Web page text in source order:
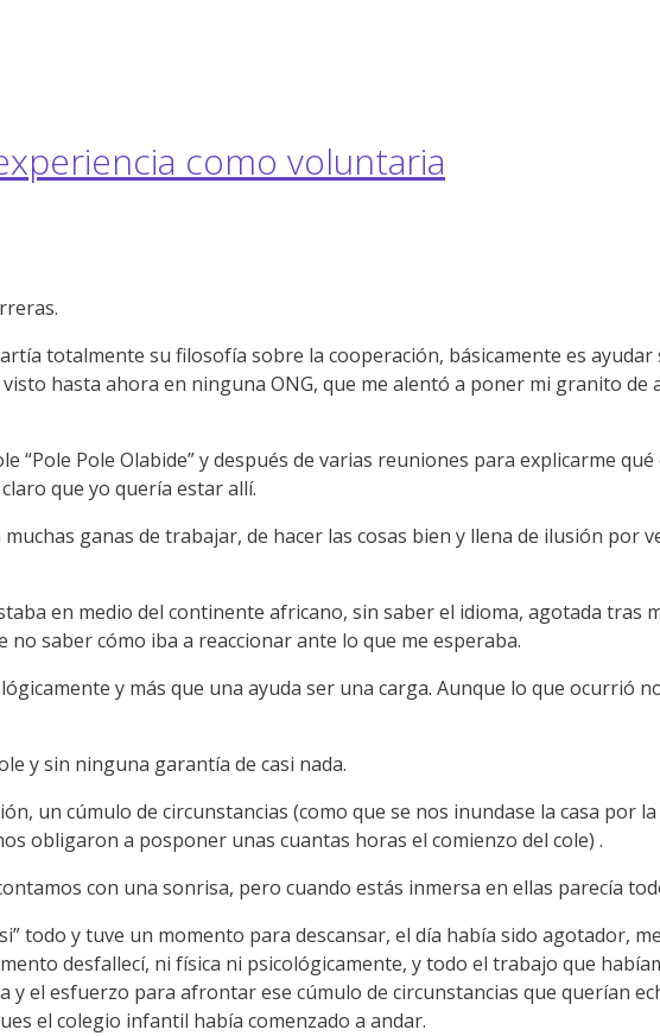
como voluntaria
totalmente su filosofía sobre la cooperación, básicamente es
hasta ahora en ninguna ONG, que me alentó a poner mi granito de
“Pole Pole Olabide” y después de varias reuniones para explicarme
que yo quería estar allí.
ganas de trabajar, de hacer las cosas bien y llena de ilusión por
en medio del continente africano, sin saber el idioma, agotada tras
saber cómo iba a reaccionar ante lo que me esperaba.
y más que una ayuda ser una carga. Aunque lo que ocurrió
y sin ninguna garantía de casi nada.
un cúmulo de circunstancias (como que se nos inundase la casa por
obligaron a posponer unas cuantas horas el comienzo del cole) .
con una sonrisa, pero cuando estás inmersa en ellas parecía
todo y tuve un momento para descansar, el día había sido agotador,
desfallecí, ni física ni psicológicamente, y todo el trabajo que
y el esfuerzo para afrontar ese cúmulo de circunstancias que querían
el colegio infantil había comenzado a andar.